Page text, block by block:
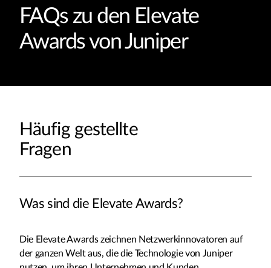
FAQs zu den Elevate
Awards von Juniper
Häufig gestellte
Fragen
Was sind die Elevate Awards?
Die Elevate Awards zeichnen Netzwerkinnovatoren auf
der ganzen Welt aus, die die Technologie von Juniper